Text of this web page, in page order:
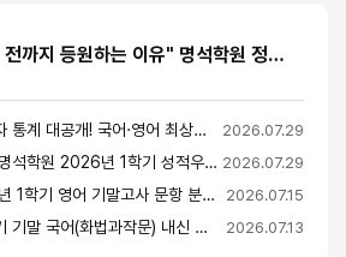
"수능 1주 전까지 등원하는 이유" 명석학원 정시반 개강 안내 (성수고·경일고·무학여고·대광고 등)
명석학원 성적 우수자 통계 대공개! 국어·영어 최상위권의 비밀 2026.07.29
결과로 증명합니다: 명석학원 2026년 1학기 성적우수자 명단 공개 2026.07.29
2026년 경일고 1학년 1학기 영어 기말고사 문항 분석 및 총평 2026.07.15
2026 성수고3 1학기 기말 국어(화법과작문) 내신 분석 및 경향 2026.07.13